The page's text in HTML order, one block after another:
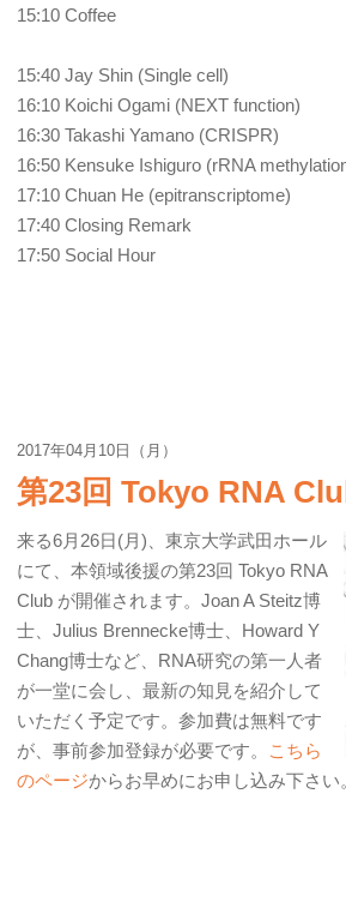
15:10 Coffee
15:40 Jay Shin (Single cell)
16:10 Koichi Ogami (NEXT function)
16:30 Takashi Yamano (CRISPR)
16:50 Kensuke Ishiguro (rRNA
17:10 Chuan He (epitranscriptome)
17:40 Closing Remark
17:50 Social Hour
2017年04月10日（月）
第23回 Tokyo RNA
来る6月26日(月)、東京大学武田ホール
にて、本領域後援の第23回 Tokyo RNA
Club が開催されます。Joan A Steitz博
士、Julius Brennecke博士、Howard Y
Chang博士など、RNA研究の第一人者
が一堂に会し、最新の知見を紹介して
いただく予定です。参加費は無料です
が、事前参加登録が必要です。
こちら
のページからお早めにお申し込み下さい